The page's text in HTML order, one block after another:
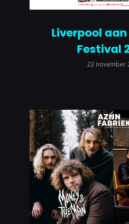
Liverpool
Festival
22 november